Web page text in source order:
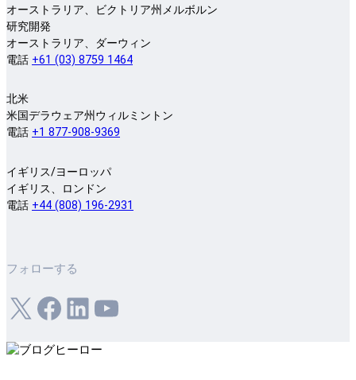
オーストラリア、ビクトリア州メルボルン
研究開発
オーストラリア、ダーウィン
電話 +61 (03) 8759 1464
北米
米国デラウェア州ウィルミントン
電話 +1 877-908-9369
イギリス/ヨーロッパ
イギリス、ロンドン
電話 +44 (808) 196-2931
フォローする
X フェイスブックLinkedIn ユーチューブ